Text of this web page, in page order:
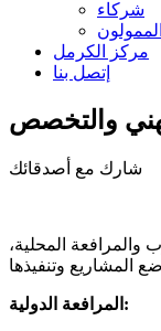
شركاء
الممولون
مركز الكرمل
إتصل بنا
والتخصص
شارك مع أصدقائك
والمرافعة المحلية،
المرافعة الدولية: